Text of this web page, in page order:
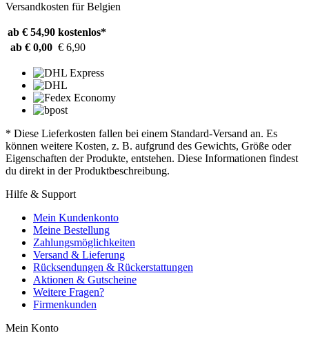
Versandkosten für Belgien
ab € 54,90 kostenlos*
ab € 0,00 € 6,90
* Diese Lieferkosten fallen bei einem Standard-Versand an. Es
können weitere Kosten, z. B. aufgrund des Gewichts, Größe oder
Eigenschaften der Produkte, entstehen. Diese Informationen findest
du direkt in der Produktbeschreibung.
Hilfe & Support
Mein Kundenkonto
Meine Bestellung
Zahlungsmöglichkeiten
Versand & Lieferung
Rücksendungen & Rückerstattungen
Aktionen & Gutscheine
Weitere Fragen?
Firmenkunden
Mein Konto